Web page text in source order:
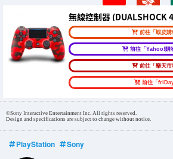
無線控制器 (DUALSHOCK
前往「蝦皮購
前往「Yahoo!購
前往「樂天市
前往「
©Sony Interactive Entertainment Inc. All rights reserved.
Design and specifications are subject to change without notice.
PlayStation Sony